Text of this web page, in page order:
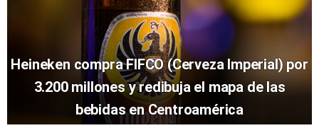
Heineken compra FIFCO (Cerveza Imperial) por
3.200 millones y redibuja el mapa de las
bebidas en Centroamérica